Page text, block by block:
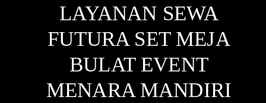
LAYANAN SEWA
FUTURA SET MEJA
BULAT EVENT
MENARA MANDIRI